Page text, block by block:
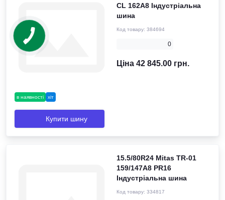
в наявності хіт
CL 162A8 Індустріальна
шина
Код товару: 384694
0
Ціна 42 845.00 грн.
Купити шину
15.5/80R24 Mitas TR-01
159/147A8 PR16
Індустріальна шина
Код товару: 334817